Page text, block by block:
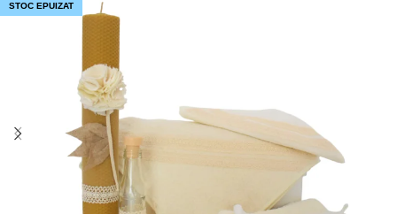
STOC EPUIZAT